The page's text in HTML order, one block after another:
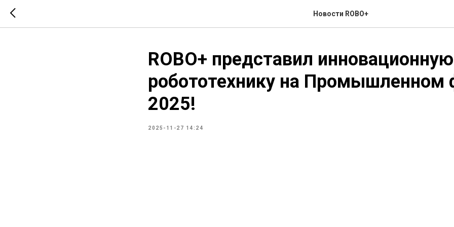
Новости ROBO+
ROBO+ представил инновационную
робототехнику на Промышленном
2025!
2025-11-27 14:24